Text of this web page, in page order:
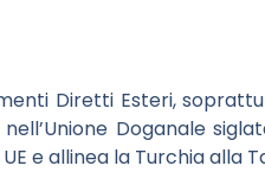
Diretti Esteri,
Doganale
e allinea la Turchia alla